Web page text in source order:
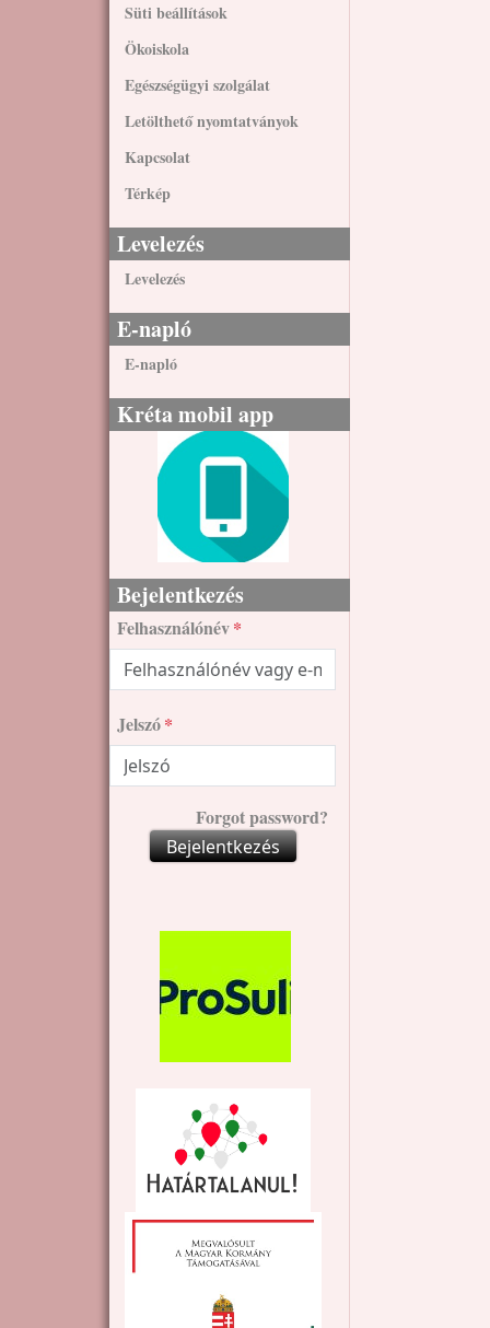
Süti beállítások
Ökoiskola
Egészségügyi szolgálat
Letölthető nyomtatványok
Kapcsolat
Térkép
Levelezés
Levelezés
E-napló
E-napló
Kréta mobil app
Bejelentkezés
Felhasználónév
Jelszó
Forgot password?
Bejelentkezés